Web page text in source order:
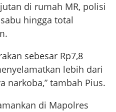
di rumah MR, polisi
hingga total
sebesar Rp7,8
lebih dari
narkoba,” tambah Pius.
di Mapolres